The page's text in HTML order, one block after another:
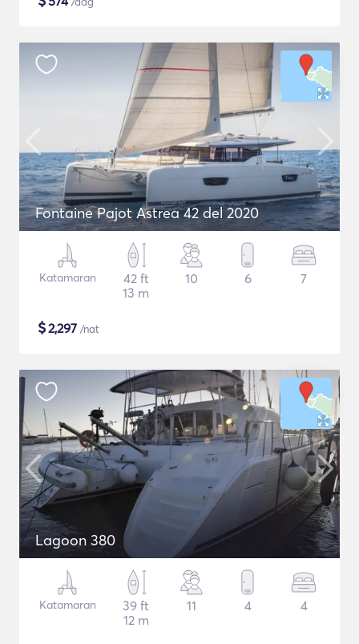
Fontaine Pajot Astrea 42 del 2020
Katamaran
42 ft
13 m
10 6 7
$2,297 /nat
Lagoon 380
Katamaran
39 ft
12 m
11 4 4